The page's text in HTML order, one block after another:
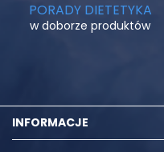
PORADY DIETETYKA
w doborze produktów
INFORMACJE